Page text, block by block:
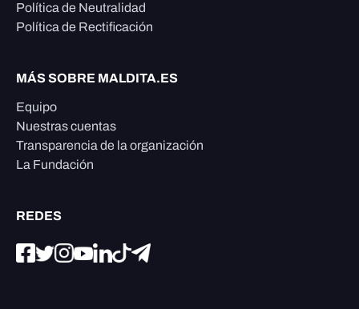
Política de Neutralidad
Política de Rectificación
MÁS SOBRE MALDITA.ES
Equipo
Nuestras cuentas
Transparencia de la organización
La Fundación
REDES